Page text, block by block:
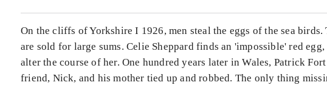
On the cliffs of Yorkshire I 1926, men steal the eggs of the sea
are sold for large sums. Celie Sheppard finds an 'impossible' red
alter the course of her. One hundred years later in Wales, Patrick
friend, Nick, and his mother tied up and robbed. The only thing